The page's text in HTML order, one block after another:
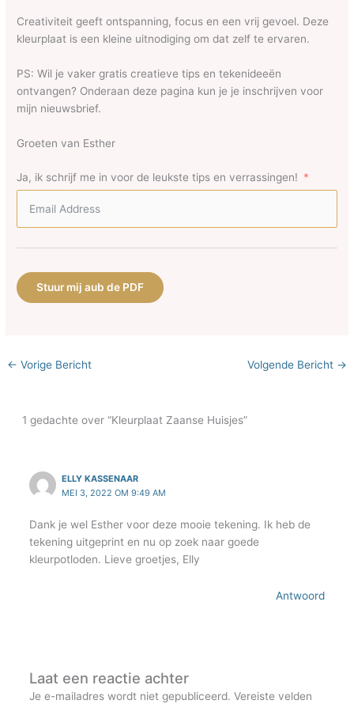
Creativiteit geeft ontspanning, focus en een vrij gevoel. Deze
kleurplaat is een kleine uitnodiging om dat zelf te ervaren.
PS: Wil je vaker gratis creatieve tips en tekenideeën
ontvangen? Onderaan deze pagina kun je je inschrijven voor
mijn nieuwsbrief.
Groeten van Esther
Ja, ik schrijf me in voor de leukste tips en verrassingen!
Stuur mij aub de PDF
← Vorige Bericht Volgende Bericht →
1 gedachte over “Kleurplaat Zaanse Huisjes”
ELLY KASSENAAR
MEI 3, 2022 OM 9:49 AM
Dank je wel Esther voor deze mooie tekening. Ik heb de
tekening uitgeprint en nu op zoek naar goede
kleurpotloden. Lieve groetjes, Elly
Antwoord
Laat een reactie achter
Je e-mailadres wordt niet gepubliceerd. Vereiste velden